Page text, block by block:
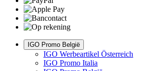
IGO Promo België
IGO Werbeartikel Österreich
IGO Promo Italia